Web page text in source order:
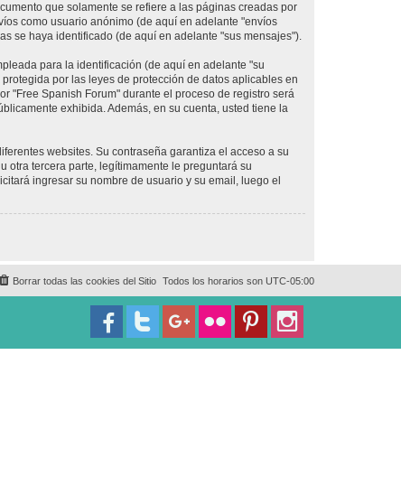
que solamente se refiere a las páginas creadas por
como usuario anónimo (de aquí en adelante "envíos
se haya identificado (de aquí en adelante "sus mensajes").
para la identificación (de aquí en adelante "su
por las leyes de protección de datos aplicables en
"Free Spanish Forum" durante el proceso de registro será
exhibida. Además, en su cuenta, usted tiene la
websites. Su contraseña garantiza el acceso a su
otra tercera parte, legítimamente le preguntará su
ingresar su nombre de usuario y su email, luego el
Todos los horarios son UTC-05:00
Borrar todas las cookies del Sitio